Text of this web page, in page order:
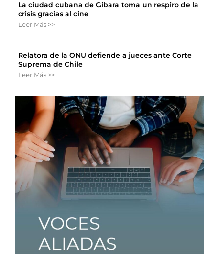
La ciudad cubana de Gibara toma un respiro de la
crisis gracias al cine
Leer Más >>
Relatora de la ONU defiende a jueces ante Corte
Suprema de Chile
Leer Más >>